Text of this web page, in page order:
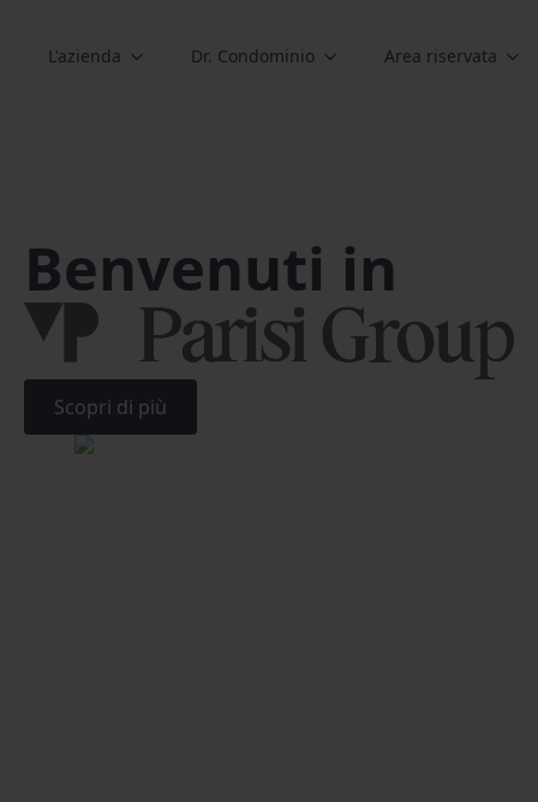
L'azienda Dr. Condominio Area riservata
Benvenuti in
Scopri di più